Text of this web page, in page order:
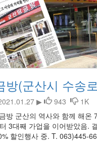
방(군산시 수송
▶ 943
1K
방 군산의 역사와 함께 해온
3대째 가업을 이어받았음.
할인행사 중. T. 063)445-